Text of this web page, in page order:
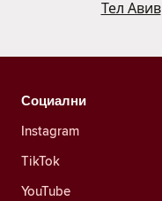
Тел Авив
Социални
Instagram
TikTok
YouTube